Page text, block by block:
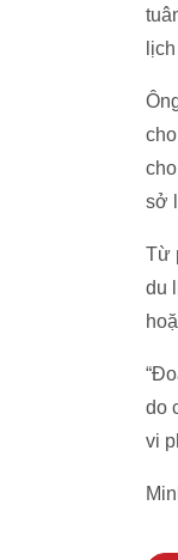
sở
Từ
du
do
vi